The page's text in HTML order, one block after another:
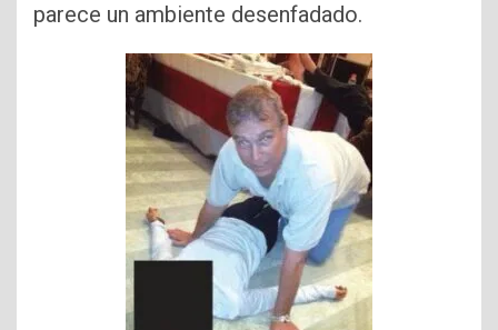
parece un ambiente desenfadado.